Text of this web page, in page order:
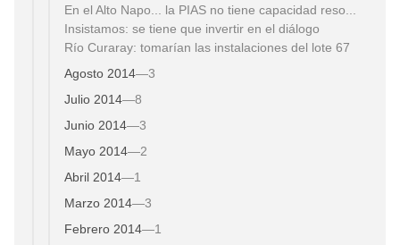
En el Alto Napo... la PIAS no tiene capacidad reso...
Insistamos: se tiene que invertir en el diálogo
Río Curaray: tomarían las instalaciones del lote 67
Agosto 2014—3
Julio 2014—8
Junio 2014—3
Mayo 2014—2
Abril 2014—1
Marzo 2014—3
Febrero 2014—1